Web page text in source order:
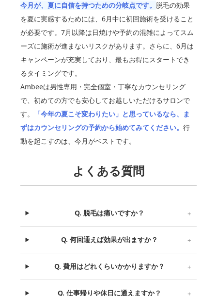
今月が、夏に自信を持つための分岐点です。 脱毛の効果
を夏に実感するためには、6月中に初回施術を受けること
が必要です。7月以降は日焼けや予約の混雑によってスム
ーズに施術が進まないリスクがあります。さらに、6月は
キャンペーンが充実しており、最もお得にスタートでき
るタイミングです。
Ambeeは男性専用・完全個室・丁寧なカウンセリング
で、初めての方でも安心してお越しいただけるサロンで
す。
「今年の夏こそ変わりたい」と思っているなら、ま
ずはカウンセリングの予約から始めてみてください。行
動を起こすのは、今月がベストです。
よくある質問
Q. 脱毛は痛いですか？ ＋
Q. 何回通えば効果が出ますか？ ＋
Q. 費用はどれくらいかかりますか？ ＋
Q. 仕事帰りや休日に通えますか？ ＋